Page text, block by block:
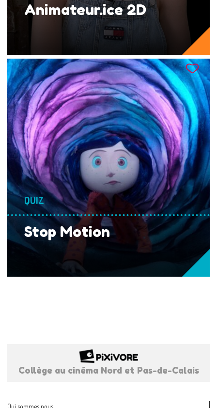
Animateur.ice 2D
QUIZ
Stop Motion
Collège au cinéma Nord et Pas-de-Calais
Qui sommes nous